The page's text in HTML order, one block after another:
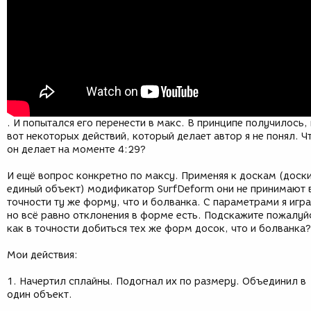
. И попытался его перенести в макс. В принципе получилось,
вот некоторых действий, который делает автор я не понял.
он делает на моменте 4:29?
И ещё вопрос конкретно по максу. Применяя к доскам
единый объект) модификатор SurfDeform они не принимают
точности ту же форму, что и болванка. С параметрами я
но всё равно отклонения в форме есть. Подскажите
как в точности добиться тех же форм досок, что и болванка?
Мои действия:
1. Начертил сплайны. Подогнал их по размеру. Объединил в
один объект.